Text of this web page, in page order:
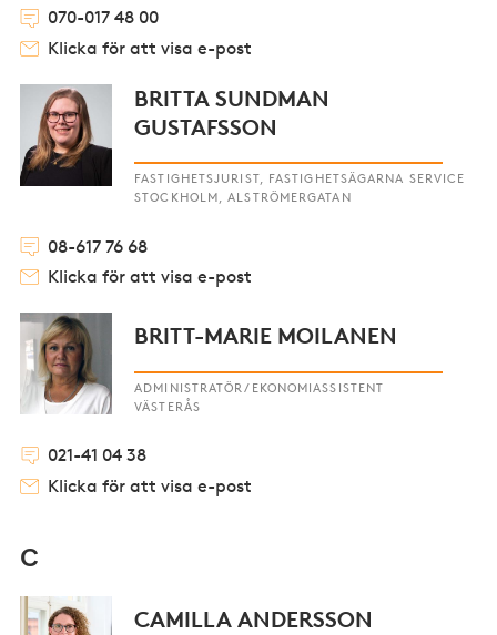
070-017 48 00
Klicka för att visa e-post
BRITTA SUNDMAN
GUSTAFSSON
FASTIGHETSJURIST, FASTIGHETSÄGARNA SERVICE
STOCKHOLM, ALSTRÖMERGATAN
08-617 76 68
Klicka för att visa e-post
BRITT-MARIE MOILANEN
ADMINISTRATÖR/EKONOMIASSISTENT
VÄSTERÅS
021-41 04 38
Klicka för att visa e-post
C
CAMILLA ANDERSSON